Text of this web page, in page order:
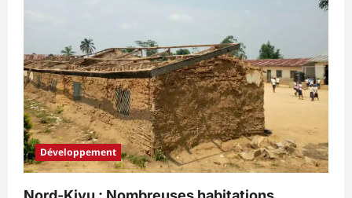
Développement